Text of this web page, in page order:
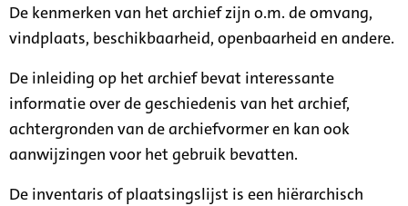
De kenmerken van het archief zijn o.m. de omvang,
vindplaats, beschikbaarheid, openbaarheid en andere.
De inleiding op het archief bevat interessante
informatie over de geschiedenis van het archief,
achtergronden van de archiefvormer en kan ook
aanwijzingen voor het gebruik bevatten.
De inventaris of plaatsingslijst is een hiërarchisch